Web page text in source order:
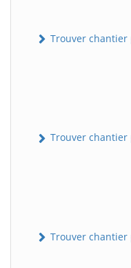
Trouver
Trouver
Trouver